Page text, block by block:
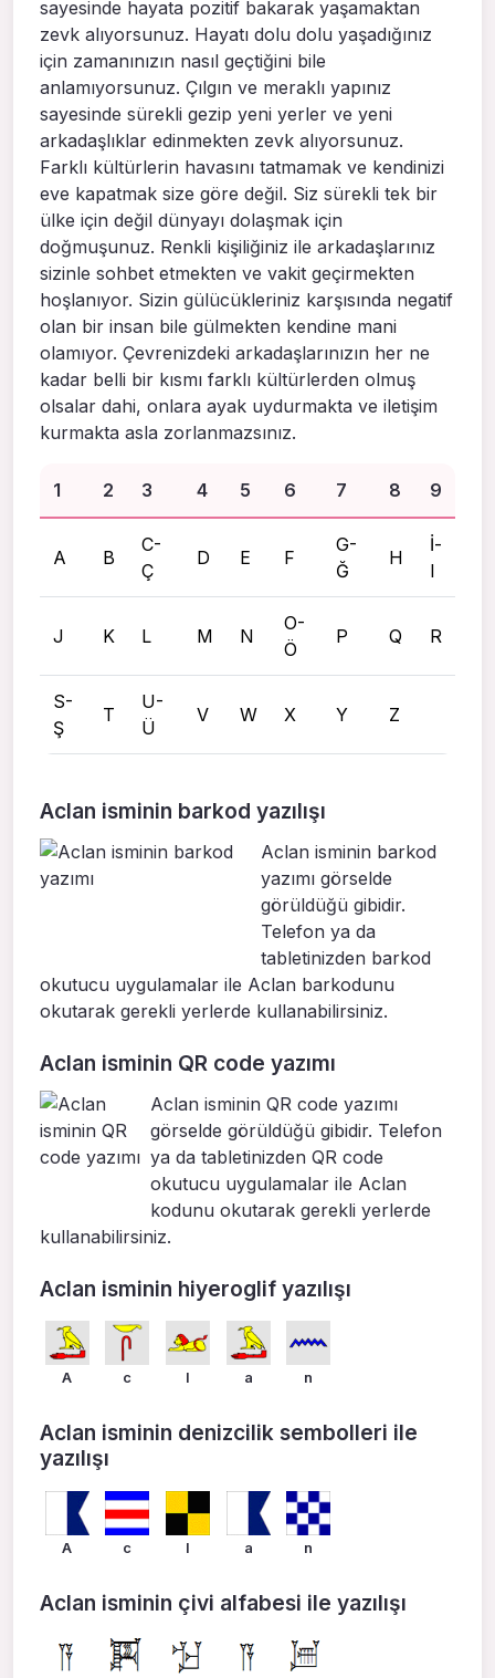
sayesinde hayata pozitif bakarak yaşamaktan
zevk alıyorsunuz. Hayatı dolu dolu yaşadığınız
için zamanınızın nasıl geçtiğini bile
anlamıyorsunuz. Çılgın ve meraklı yapınız
sayesinde sürekli gezip yeni yerler ve yeni
arkadaşlıklar edinmekten zevk alıyorsunuz.
Farklı kültürlerin havasını tatmamak ve kendinizi
eve kapatmak size göre değil. Siz sürekli tek bir
ülke için değil dünyayı dolaşmak için
doğmuşunuz. Renkli kişiliğiniz ile arkadaşlarınız
sizinle sohbet etmekten ve vakit geçirmekten
hoşlanıyor. Sizin gülücükleriniz karşısında negatif
olan bir insan bile gülmekten kendine mani
olamıyor. Çevrenizdeki arkadaşlarınızın her ne
kadar belli bir kısmı farklı kültürlerden olmuş
olsalar dahi, onlara ayak uydurmakta ve iletişim
kurmakta asla zorlanmazsınız.
1 2 3 4 5 6 7 8 9
A B
C-
Ç
D E F
G-
Ğ
H
İ-
I
J K L M N
O-
Ö
P Q R
S-
Ş
T
U-
Ü
V W X Y Z
Aclan isminin barkod yazılışı
Aclan isminin barkod
yazımı görselde
görüldüğü gibidir.
Telefon ya da
tabletinizden barkod
okutucu uygulamalar ile Aclan barkodunu
okutarak gerekli yerlerde kullanabilirsiniz.
Aclan isminin QR code yazımı
Aclan isminin QR code yazımı
görselde görüldüğü gibidir. Telefon
ya da tabletinizden QR code
okutucu uygulamalar ile Aclan
kodunu okutarak gerekli yerlerde
kullanabilirsiniz.
Aclan isminin hiyeroglif yazılışı
A c l a n
Aclan isminin denizcilik sembolleri ile
yazılışı
A c l a n
Aclan isminin çivi alfabesi ile yazılışı